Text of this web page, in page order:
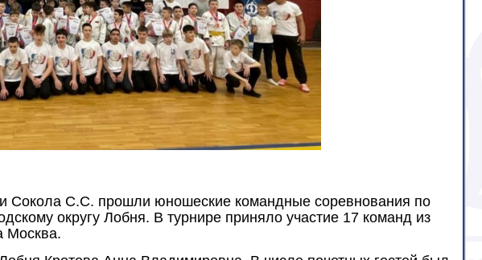
Сокола С.С. прошли юношеские командные соревнования по
округу Лобня. В турнире приняло участие 17 команд из
Москва.